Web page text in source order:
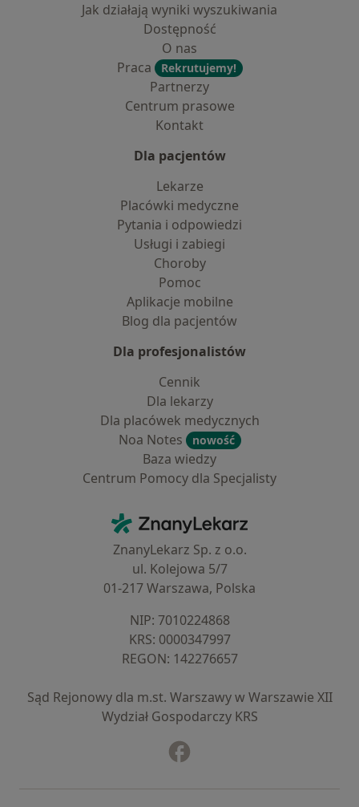
Jak działają wyniki wyszukiwania
Dostępność
O nas
Praca
Rekrutujemy!
Partnerzy
Centrum prasowe
Kontakt
Dla pacjentów
Lekarze
Placówki medyczne
Pytania i odpowiedzi
Usługi i zabiegi
Choroby
Pomoc
Aplikacje mobilne
Blog dla pacjentów
Dla profesjonalistów
Cennik
Dla lekarzy
Dla placówek medycznych
Noa Notes
nowość
Baza wiedzy
Centrum Pomocy dla Specjalisty
ZnanyLekarz - Strona główna
ZnanyLekarz Sp. z o.o.
ul. Kolejowa 5/7
01-217 Warszawa, Polska
NIP: ⁠7010224868
KRS: ⁠0000347997
REGON: ⁠142276657
Sąd Rejonowy dla m.st. Warszawy w Warszawie XII
Wydział Gospodarczy KRS